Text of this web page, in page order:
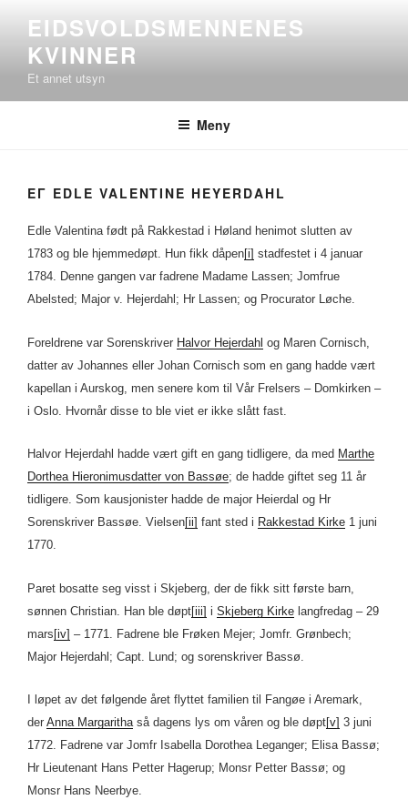
innhold
EIDSVOLDSMENNENES
KVINNER
Et annet utsyn
Meny
ΕΓ EDLE VALENTINE HEYERDAHL
Edle Valentina født på Rakkestad i Høland henimot slutten av
1783 og ble hjemmedøpt. Hun fikk dåpen[i] stadfestet i 4 januar
1784. Denne gangen var fadrene Madame Lassen; Jomfrue
Abelsted; Major v. Hejerdahl; Hr Lassen; og Procurator Løche.
Foreldrene var Sorenskriver Halvor Hejerdahl og Maren Cornisch,
datter av Johannes eller Johan Cornisch som en gang hadde vært
kapellan i Aurskog, men senere kom til Vår Frelsers – Domkirken –
i Oslo. Hvornår disse to ble viet er ikke slått fast.
Halvor Hejerdahl hadde vært gift en gang tidligere, da med Marthe
Dorthea Hieronimusdatter von Bassøe; de hadde giftet seg 11 år
tidligere. Som kausjonister hadde de major Heierdal og Hr
Sorenskriver Bassøe. Vielsen[ii] fant sted i Rakkestad Kirke 1 juni
1770.
Paret bosatte seg visst i Skjeberg, der de fikk sitt første barn,
sønnen Christian. Han ble døpt[iii] i Skjeberg Kirke langfredag – 29
mars[iv] – 1771. Fadrene ble Frøken Mejer; Jomfr. Grønbech;
Major Hejerdahl; Capt. Lund; og sorenskriver Bassø.
I løpet av det følgende året flyttet familien til Fangøe i Aremark,
der Anna Margarithaså dagens lys om våren og ble døpt[v] 3 juni
1772. Fadrene var Jomfr Isabella Dorothea Leganger; Elisa Bassø;
Hr Lieutenant Hans Petter Hagerup; Monsr Petter Bassø; og
Monsr Hans Neerbye.